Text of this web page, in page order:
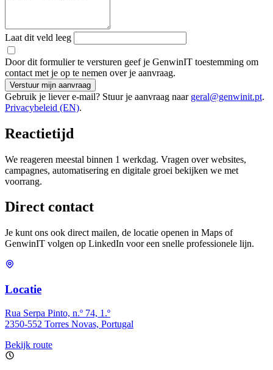
Laat dit veld leeg
Door dit formulier te versturen geef je GenwinIT toestemming om
contact met je op te nemen over je aanvraag.
Verstuur mijn aanvraag
Gebruik je liever e-mail? Stuur je aanvraag naar geral@genwinit.pt.
Privacybeleid (EN).
Reactietijd
We reageren meestal binnen 1 werkdag. Vragen over websites,
campagnes, automatisering en digitale groei bekijken we met
voorrang.
Direct contact
Je kunt ons ook direct mailen, de locatie openen in Maps of
GenwinIT volgen op LinkedIn voor een snelle professionele lijn.
Locatie
Rua Serpa Pinto, n.º 74, 1.º
2350-552 Torres Novas, Portugal
Bekijk route